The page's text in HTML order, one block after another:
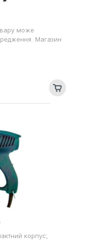
може
Магазин
корпус;